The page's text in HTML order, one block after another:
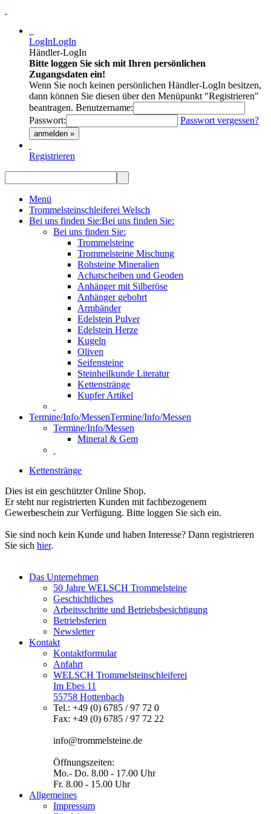
LogInLogIn
Händler-LogIn
Bitte loggen Sie sich mit Ihren persönlichen
Zugangsdaten ein!
Wenn Sie noch keinen persönlichen Händler-LogIn besitzen,
dann können Sie diesen über den Menüpunkt "Registrieren"
beantragen. Benutzername:
Passwort:
Passwort vergessen?
anmelden »
Registrieren
Menü
Trommelsteinschleiferei Welsch
Bei uns finden Sie:Bei uns finden Sie:
Bei uns finden Sie:
Trommelsteine
Trommelsteine Mischung
Rohsteine Mineralien
Achatscheiben und Geoden
Anhänger mit Silberöse
Anhänger gebohrt
Armbänder
Edelstein Pulver
Edelstein Herze
Kugeln
Oliven
Seifensteine
Steinheilkunde Literatur
Kettenstränge
Kupfer Artikel
Termine/Info/MessenTermine/Info/Messen
Termine/Info/Messen
Mineral & Gem
Kettenstränge
Dies ist ein geschützter Online Shop.
Er steht nur registrierten Kunden mit fachbezogenem
Gewerbeschein zur Verfügung. Bitte loggen Sie sich ein.
Sie sind noch kein Kunde und haben Interesse? Dann registrieren
Sie sich hier.
Das Unternehmen
50 Jahre WELSCH Trommelsteine
Geschichtliches
Arbeitsschritte und Betriebsbesichtigung
Betriebsferien
Newsletter
Kontakt
Kontaktformular
Anfahrt
WELSCH Trommelsteinschleiferei
Im Ebes 11
55758 Hottenbach
Tel.: +49 (0) 6785 / 97 72 0
Fax: +49 (0) 6785 / 97 72 22
info@trommelsteine.de
Öffnungszeiten:
Mo.- Do. 8.00 - 17.00 Uhr
Fr. 8.00 - 15.00 Uhr
Allgemeines
Impressum